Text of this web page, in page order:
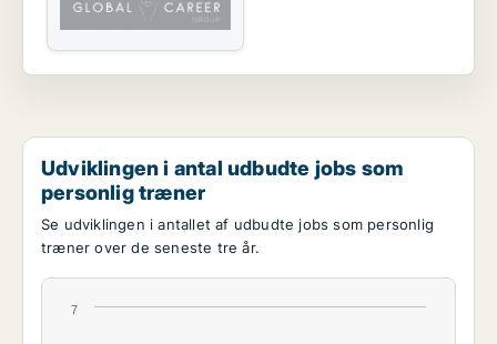
Udviklingen i antal udbudte jobs som
personlig træner
Se udviklingen i antallet af udbudte jobs som personlig
træner over de seneste tre år.
7